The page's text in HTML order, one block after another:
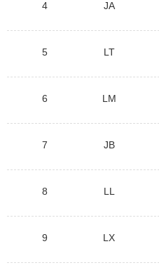
4 JA
5 LT
6 LM
7 JB
8 LL
9 LX